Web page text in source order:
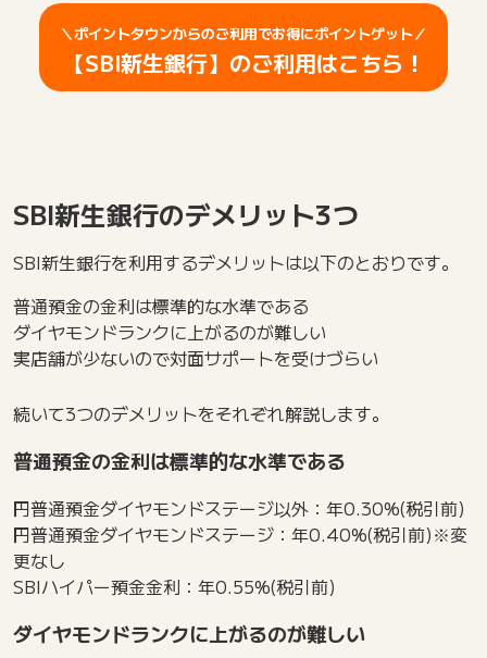
＼ポイントタウンからのご利用でお得にポイントゲット／
【SBI新生銀行】のご利用はこちら！
SBI新生銀行のデメリット3つ
SBI新生銀行を利用するデメリットは以下のとおりです。
普通預金の金利は標準的な水準である
ダイヤモンドランクに上がるのが難しい
実店舗が少ないので対面サポートを受けづらい
続いて3つのデメリットをそれぞれ解説します。
普通預金の金利は標準的な水準である
円普通預金ダイヤモンドステージ以外：年0.30%(税引前)
円普通預金ダイヤモンドステージ：年0.40%(税引前)※変
更なし
SBIハイパー預金金利：年0.55%(税引前)
ダイヤモンドランクに上がるのが難しい